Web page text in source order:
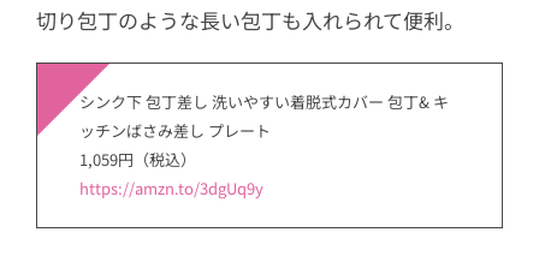
切り包丁のような長い包丁も入れられて便利。
シンク下 包丁差し 洗いやすい着脱式カバー 包丁& キ
ッチンばさみ差し プレート
1,059円（税込）
https://amzn.to/3dgUq9y